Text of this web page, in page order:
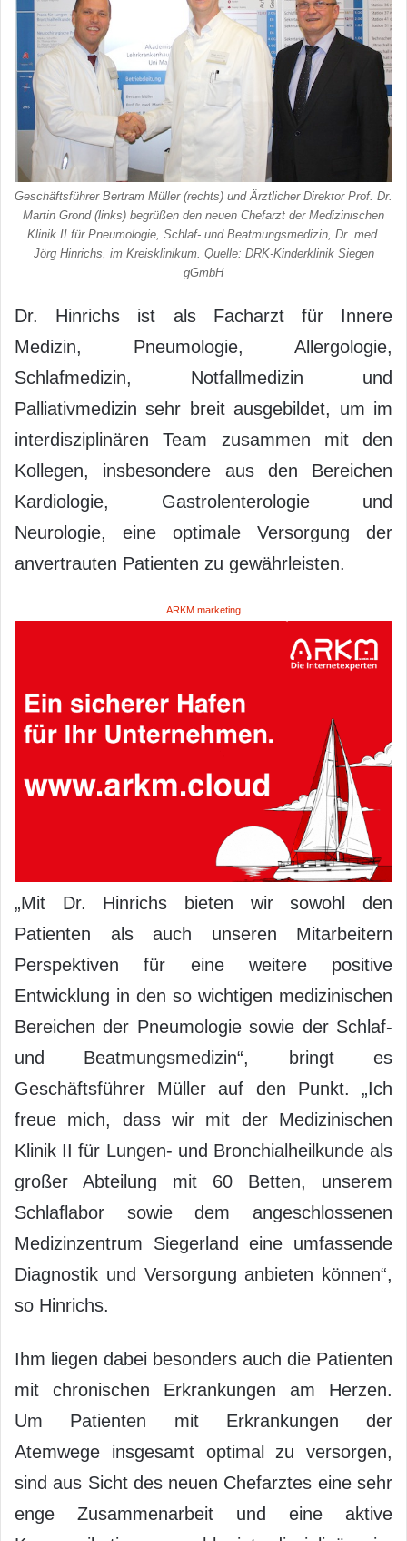
Geschäftsführer Bertram Müller (rechts) und Ärztlicher Direktor Prof. Dr.
Martin Grond (links) begrüßen den neuen Chefarzt der Medizinischen
Klinik II für Pneumologie, Schlaf- und Beatmungsmedizin, Dr. med.
Jörg Hinrichs, im Kreisklinikum. Quelle: DRK-Kinderklinik Siegen
gGmbH
Dr. Hinrichs ist als Facharzt für Innere
Medizin, Pneumologie, Allergologie,
Schlafmedizin, Notfallmedizin und
Palliativmedizin sehr breit ausgebildet, um im
interdisziplinären Team zusammen mit den
Kollegen, insbesondere aus den Bereichen
Kardiologie, Gastrolenterologie und
Neurologie, eine optimale Versorgung der
anvertrauten Patienten zu gewährleisten.
ARKM.marketing
„Mit Dr. Hinrichs bieten wir sowohl den
Patienten als auch unseren Mitarbeitern
Perspektiven für eine weitere positive
Entwicklung in den so wichtigen medizinischen
Bereichen der Pneumologie sowie der Schlaf-
und Beatmungsmedizin“, bringt es
Geschäftsführer Müller auf den Punkt. „Ich
freue mich, dass wir mit der Medizinischen
Klinik II für Lungen- und Bronchialheilkunde als
großer Abteilung mit 60 Betten, unserem
Schlaflabor sowie dem angeschlossenen
Medizinzentrum Siegerland eine umfassende
Diagnostik und Versorgung anbieten können“,
so Hinrichs.
Ihm liegen dabei besonders auch die Patienten
mit chronischen Erkrankungen am Herzen.
Um Patienten mit Erkrankungen der
Atemwege insgesamt optimal zu versorgen,
sind aus Sicht des neuen Chefarztes eine sehr
enge Zusammenarbeit und eine aktive